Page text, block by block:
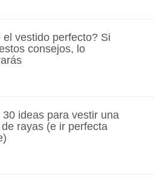
el vestido perfecto? Si
consejos, lo
30 ideas para vestir una
rayas (e ir perfecta